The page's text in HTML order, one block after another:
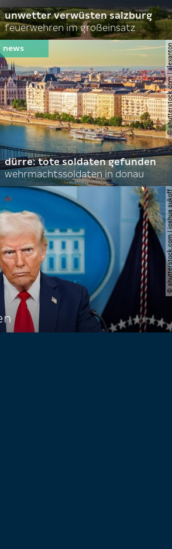
unwetter verwüsten salzburg
feuerwehren im großeinsatz
©
dürre: tote soldaten gefunden
wehrmachtssoldaten in donau
©